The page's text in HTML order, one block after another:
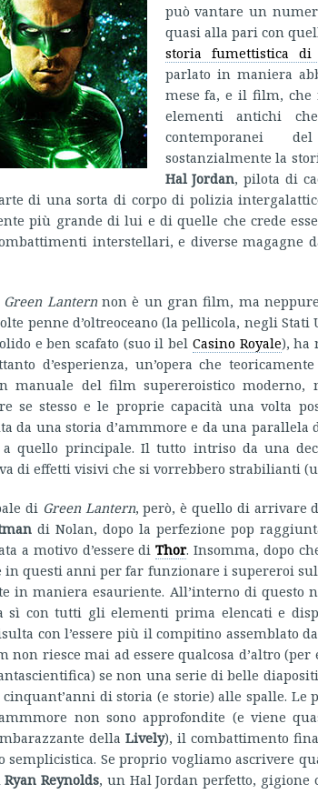
può vantare un
quasi alla pari con
storia fumettistica di
parlato in maniera
mese fa, e il film, che
elementi antichi
contemporanei
sostanzialmente la
Hal Jordan, pilota di
di una sorta di corpo di polizia
più grande di lui e di quelle che crede
interstellari, e diverse magagne
Green Lanternnon è un gran film, ma
penne d’oltreoceano (la pellicola, negli
e ben scafato (suo il bel Casino Royale), ha
d’esperienza, un’opera che
manuale del film supereroistico moderno,
se stesso e le proprie capacità una volta
da una storia d’ammmore e da una parallela
a quello principale. Il tutto intriso da una
di effetti visivi che si vorrebbero strabilianti
di Green Lantern, però, è quello di arrivare
di Nolan, dopo la perfezione pop
a motivo d’essere diThor. Insomma, dopo
in questi anni per far funzionare i supereroi
in maniera esauriente. All’interno di questo
sì con tutti gli elementi prima elencati e
con l’essere più il compitino assemblato
non riesce mai ad essere qualcosa d’altro (per
se non una serie di belle
di storia (e storie) alle spalle.
non sono approfondite (e viene
della Lively), il combattimento
Se proprio vogliamo ascrivere
Ryan Reynolds, un Hal Jordan perfetto, gigione